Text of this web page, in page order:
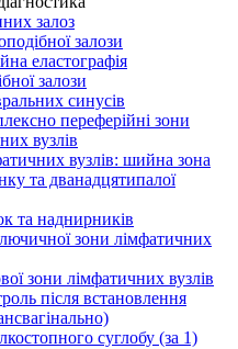
залоз
залози
еластографія
залози
синусів
переферійні зони
вузлів
вузлів: шийна зона
та дванадцятипалої
та наднирників
зони лімфатичних
зони лімфатичних вузлів
після встановлення
суглобу (за 1)